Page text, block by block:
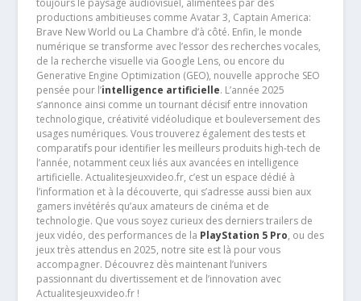
productions ambitieuses comme Avatar 3, Captain America:
Brave New World ou La Chambre d’à côté. Enfin, le monde
numérique se transforme avec l’essor des recherches vocales,
de la recherche visuelle via Google Lens, ou encore du
Generative Engine Optimization (GEO), nouvelle approche SEO
pensée pour l’intelligence artificielle. L’année 2025
s’annonce ainsi comme un tournant décisif entre innovation
technologique, créativité vidéoludique et bouleversement des
usages numériques. Vous trouverez également des tests et
comparatifs pour identifier les meilleurs produits high-tech de
l’année, notamment ceux liés aux avancées en intelligence
artificielle. Actualitesjeuxvideo.fr, c’est un espace dédié à
l’information et à la découverte, qui s’adresse aussi bien aux
gamers invétérés qu’aux amateurs de cinéma et de
technologie. Que vous soyez curieux des derniers trailers de
jeux vidéo, des performances de la PlayStation 5 Pro, ou des
jeux très attendus en 2025, notre site est là pour vous
accompagner. Découvrez dès maintenant l’univers
passionnant du divertissement et de l’innovation avec
Actualitesjeuxvideo.fr !